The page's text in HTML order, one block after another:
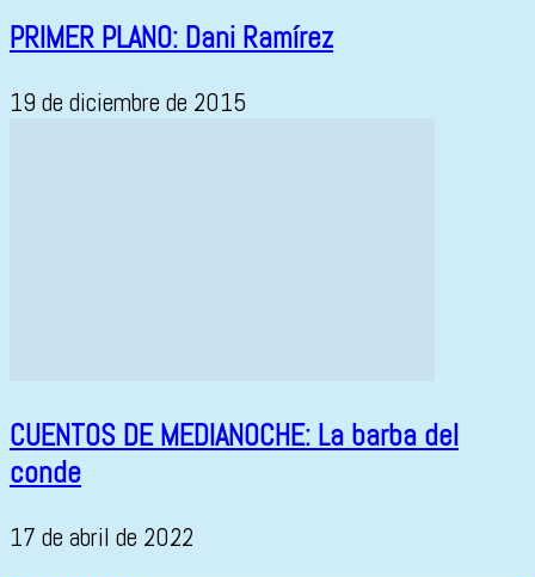
PRIMER PLANO: Dani Ramírez
19 de diciembre de 2015
CUENTOS DE MEDIANOCHE: La barba del
conde
17 de abril de 2022